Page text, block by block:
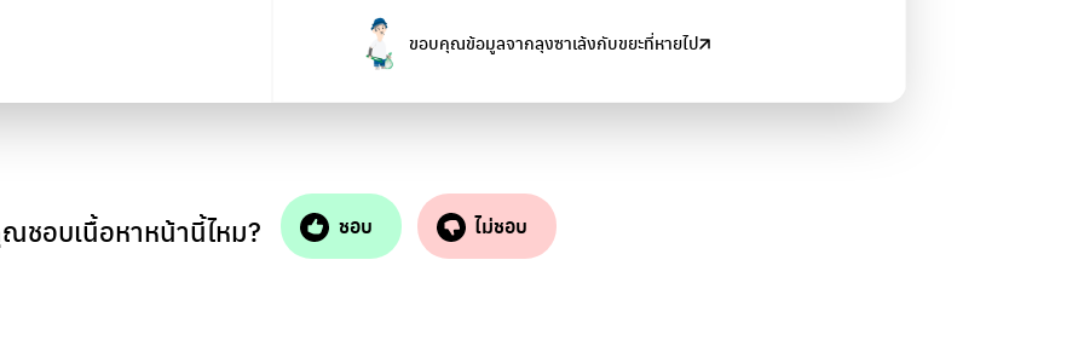
ขอบคุณข้อมูลจากลุงซาเล้งกับขยะที่หายไป
ชอบเนื้อหาหน้านี้ไหม? ชอบ ไม่ชอบ